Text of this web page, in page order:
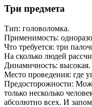
Три предмета
Тип: головоломка.
Применимость:
Что требуется: три
На сколько людей
Динамичность: высокая.
Место проведения: где
Предосторожности:
только несколько
абсолютно всех. И